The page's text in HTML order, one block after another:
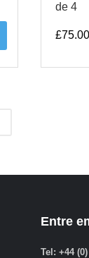
de 4
£75.00
Entre
Tel: +44